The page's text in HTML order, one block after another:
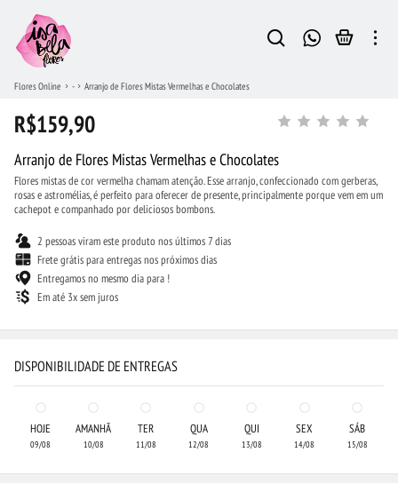
Flores Online - Arranjo de Flores Mistas Vermelhas e Chocolates
R$159,90
Arranjo de Flores Mistas Vermelhas e Chocolates
Flores mistas de cor vermelha chamam atenção. Esse arranjo, confeccionado com gerberas,
rosas e astromélias, é perfeito para oferecer de presente, principalmente porque vem em um
cachepot e companhado por deliciosos bombons.
2 pessoas viram este produto nos últimos 7 dias
Frete grátis para entregas nos próximos dias
Entregamos no mesmo dia para !
Em até 3x sem juros
DISPONIBILIDADE DE ENTREGAS
HOJE
09/08
AMANHÃ
10/08
TER
11/08
QUA
12/08
QUI
13/08
SEX
14/08
SÁB
15/08